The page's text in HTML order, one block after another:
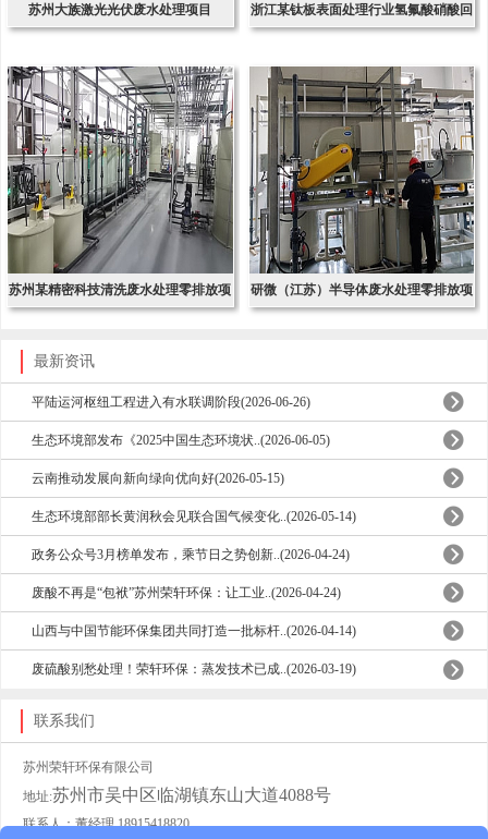
苏州大族激光光伏废水处理项目 浙江某钛板表面处理行业氢氟酸硝酸回
苏州某精密科技清洗废水处理零排放项 研微（江苏）半导体废水处理零排放项
最新资讯
平陆运河枢纽工程进入有水联调阶段(2026-06-26)
生态环境部发布《2025中国生态环境状..(2026-06-05)
云南推动发展向新向绿向优向好(2026-05-15)
生态环境部部长黄润秋会见联合国气候变化..(2026-05-14)
政务公众号3月榜单发布，乘节日之势创新..(2026-04-24)
废酸不再是“包袱”苏州荣轩环保：让工业..(2026-04-24)
山西与中国节能环保集团共同打造一批标杆..(2026-04-14)
废硫酸别愁处理！荣轩环保：蒸发技术已成..(2026-03-19)
联系我们
苏州荣轩环保有限公司
地址:苏州市吴中区临湖镇东山大道4088号
联系人：董经理 18915418820